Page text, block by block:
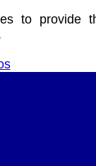
to provide